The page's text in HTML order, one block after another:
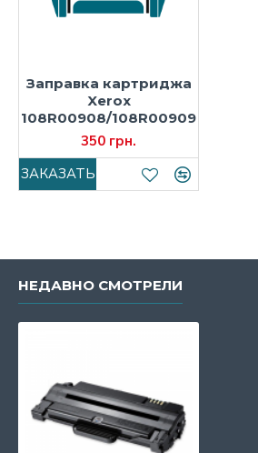
Заправка картриджа
Xerox
108R00908/108R00909
350 грн.
ЗАКАЗАТЬ
НЕДАВНО СМОТРЕЛИ